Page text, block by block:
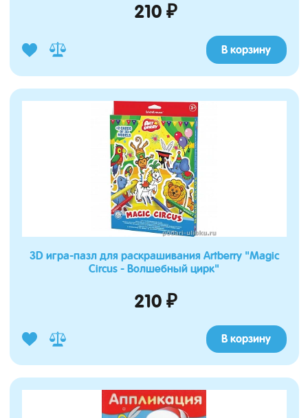
210 ₽
В корзину
3D игра-пазл для раскрашивания Artberry "Magic
Circus - Волшебный цирк"
210 ₽
В корзину